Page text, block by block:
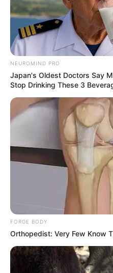
NEUROMIND PRO
Japan's Oldest Doctors Say
Stop Drinking These 3
FORGE BODY
Orthopedist: Very Few Know